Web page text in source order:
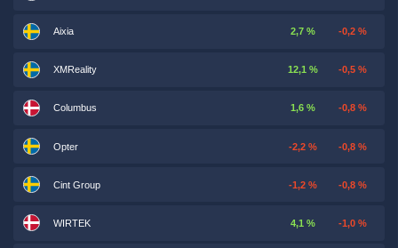
Aixia 2,7 % -0,2 %
XMReality 12,1 % -0,5 %
Columbus 1,6 % -0,8 %
Opter -2,2 % -0,8 %
Cint Group -1,2 % -0,8 %
WIRTEK 4,1 % -1,0 %